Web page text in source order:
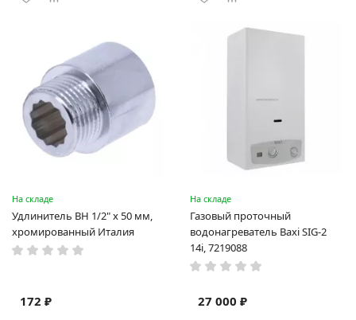
На складе
Удлинитель ВН 1/2" x 50 мм,
хромированный Италия
172 ₽
На складе
Газовый проточный
водонагреватель Baxi SIG-2
14i, 7219088
27 000 ₽